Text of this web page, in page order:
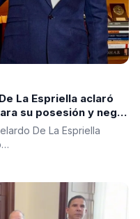
La Espriella aclaró
su posesión y negó
De La Espriella